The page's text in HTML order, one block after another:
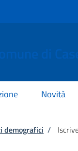
Novità
di pane
demografici /